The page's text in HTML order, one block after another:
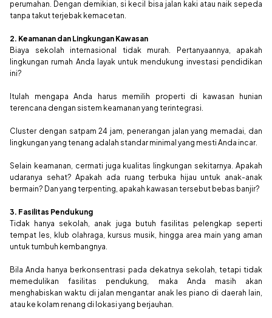
perumahan. Dengan demikian, si kecil bisa jalan kaki atau naik sepeda
tanpa takut terjebak kemacetan.
2. Keamanan dan Lingkungan Kawasan
Biaya sekolah internasional tidak murah. Pertanyaannya, apakah
lingkungan rumah Anda layak untuk mendukung investasi pendidikan
ini?
Itulah mengapa Anda harus memilih properti di kawasan hunian
terencana dengan sistem keamanan yang terintegrasi.
Cluster dengan satpam 24 jam, penerangan jalan yang memadai, dan
lingkungan yang tenang adalah standar minimal yang mesti Anda incar.
Selain keamanan, cermati juga kualitas lingkungan sekitarnya. Apakah
udaranya sehat? Apakah ada ruang terbuka hijau untuk anak-anak
bermain? Dan yang terpenting, apakah kawasan tersebut bebas banjir?
3. Fasilitas Pendukung
Tidak hanya sekolah, anak juga butuh fasilitas pelengkap seperti
tempat les, klub olahraga, kursus musik, hingga area main yang aman
untuk tumbuh kembangnya.
Bila Anda hanya berkonsentrasi pada dekatnya sekolah, tetapi tidak
memedulikan fasilitas pendukung, maka Anda masih akan
menghabiskan waktu di jalan mengantar anak les piano di daerah lain,
atau ke kolam renang di lokasi yang berjauhan.